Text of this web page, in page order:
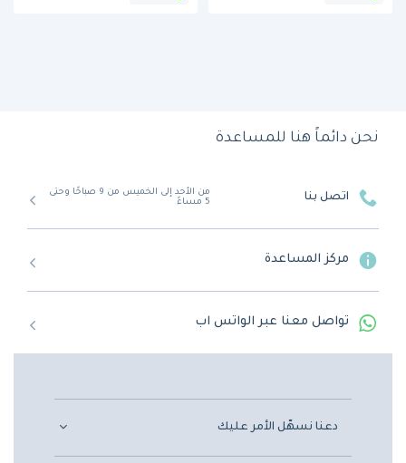
نحن دائماً هنا للمساعدة
اتصل بنا
من الأحد إلى الخميس من 9 صباحًا وحتى
5 مساءً
مركز المساعدة
تواصل معنا عبر الواتس اب
دعنا نسهّل الأمر عليك